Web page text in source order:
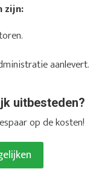
zijn:
aanlevert.
uitbesteden?
op de kosten!